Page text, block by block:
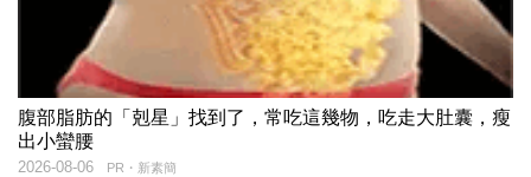
腹部脂肪的「剋星」找到了，常吃這幾物，吃走大肚囊，瘦
出小蠻腰
PR・新素簡
2026-08-06